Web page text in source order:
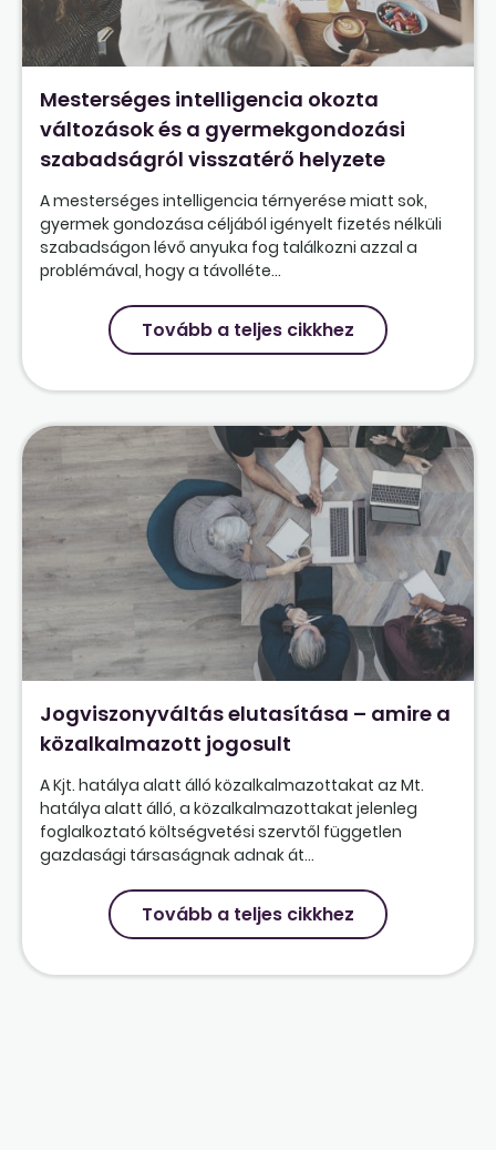
Mesterséges intelligencia okozta
változások és a gyermekgondozási
szabadságról visszatérő helyzete
A mesterséges intelligencia térnyerése miatt sok,
gyermek gondozása céljából igényelt fizetés nélküli
szabadságon lévő anyuka fog találkozni azzal a
problémával, hogy a távolléte...
Tovább a teljes cikkhez
Jogviszonyváltás elutasítása – amire a
közalkalmazott jogosult
A Kjt. hatálya alatt álló közalkalmazottakat az Mt.
hatálya alatt álló, a közalkalmazottakat jelenleg
foglalkoztató költségvetési szervtől független
gazdasági társaságnak adnak át...
Tovább a teljes cikkhez